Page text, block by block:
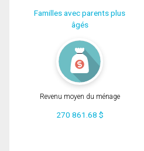
Familles avec parents plus
âgés
Revenu moyen du ménage
270 861.68 $